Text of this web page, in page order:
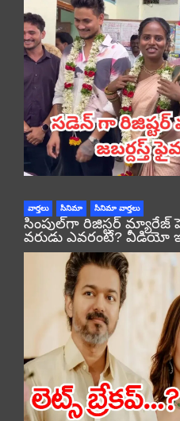
వార్తలు సినిమా సినిమా వార్తలు
సింపుల్‌గా రిజిస్టర్‌ మ్యారేజ్
వరుడు ఎవరంటే? వీడియో